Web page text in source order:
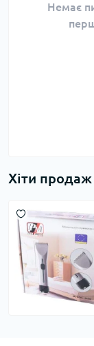
Немає
Хіти продаж